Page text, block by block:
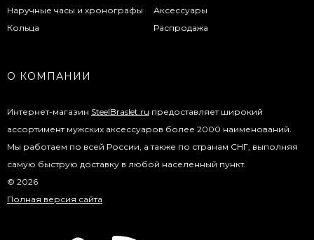
Наручные часы и хронографы
Кольца
Аксессуары
Распродажа
О КОМПАНИИ
Интернет-магазин SteelBraslet.ru предоставляет широкий
ассортимент мужских аксессуаров более 2000 наименований.
Мы работаем по всей России, а также по странам СНГ, выполняя
самую быструю доставку в любой населенный пункт.
© 2026
Полная версия сайта